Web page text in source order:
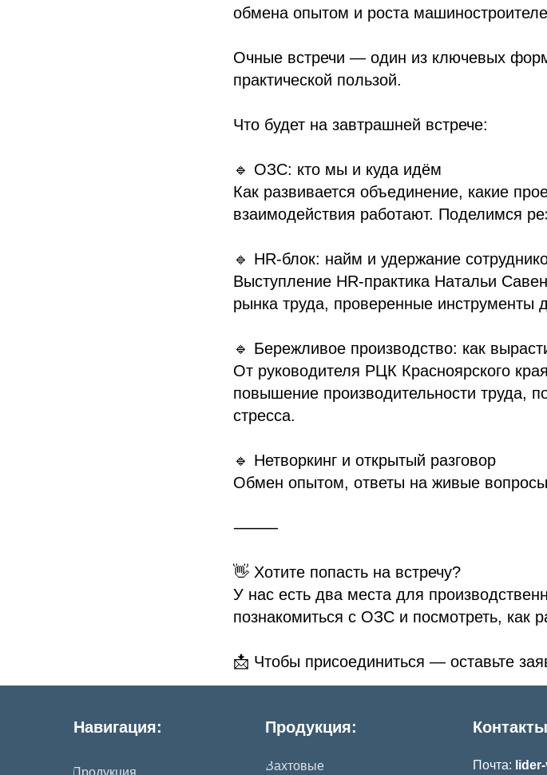
обмена опытом и роста
Очные встречи — один из ключевых
практической пользой.
Что будет на завтрашней встрече:
🔹 ОЗС: кто мы и куда идём
Как развивается объединение, какие
взаимодействия работают. Поделимся
🔹 HR-блок: найм и удержание
Выступление HR-практика Натальи
рынка труда, проверенные инструменты
🔹 Бережливое производство: как
От руководителя РЦК Красноярского
повышение производительности труда,
стресса.
🔹 Нетворкинг и открытый разговор
Обмен опытом, ответы на живые
⸻
👋 Хотите попасть на встречу?
У нас есть два места для
познакомиться с ОЗС и посмотреть, как
📩 Чтобы присоединиться — оставьте
Почта:
Навигация: Продукция:
Вахтовые